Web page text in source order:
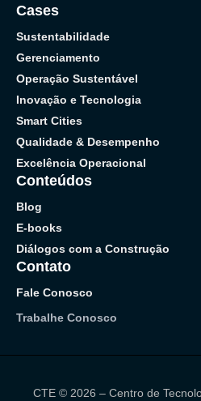
Cases
Sustentabilidade
Gerenciamento
Operação Sustentável
Inovação e Tecnologia
Smart Cities
Qualidade & Desempenho
Excelência Operacional
Conteúdos
Blog
E-books
Diálogos com a Construção
Contato
Fale Conosco
Trabalhe Conosco
CTE © 2026 – Centro de